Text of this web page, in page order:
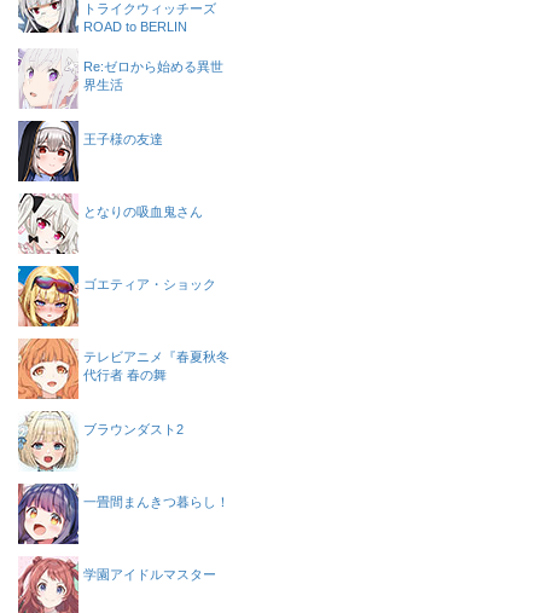
トライクウィッチーズ
ROAD to BERLIN
Re:ゼロから始める異世
界生活
王子様の友達
となりの吸血鬼さん
ゴエティア・ショック
テレビアニメ『春夏秋冬
代行者 春の舞
ブラウンダスト2
一畳間まんきつ暮らし！
学園アイドルマスター